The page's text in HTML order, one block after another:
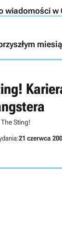
wiadomości w
The Sting!
21 czerwca